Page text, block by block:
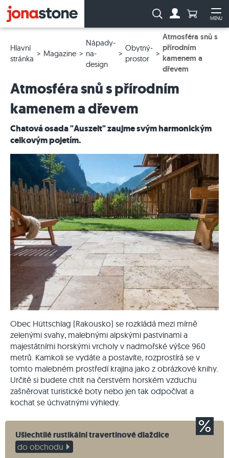
MENU
Vyhledávání:Počet
Hlavní
stránka
Magazine
Nápady-
na-
design
Obytný-
prostor
Atmosféra snů s
přírodním
kamenem a
dřevem
Atmosféra snů s přírodním
kamenem a dřevem
Chatová osada "Auszeit" zaujme svým harmonickým
celkovým pojetím.
Obec Hüttschlag (Rakousko) se rozkládá mezi mírně
zelenými svahy, malebnými alpskými pastvinami a
majestátními horskými vrcholy v nadmořské výšce 960
metrů. Kamkoli se vydáte a postavíte, rozprostírá se v
tomto malebném prostředí krajina jako z obrázkové knihy.
Určitě si budete chtít na čerstvém horském vzduchu
zašněrovat turistické boty nebo jen tak odpočívat a
kochat se úchvatnými výhledy.
Ušlechtilé rustikální travertinové dlaždice
do obchodu